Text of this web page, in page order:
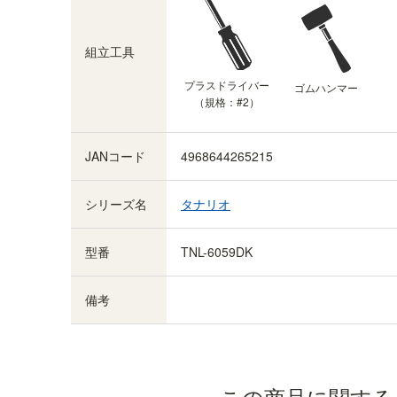
組立工具
プラスドライバー
（規格：#2）
ゴムハンマー
JANコード 4968644265215
シリーズ名 タナリオ
型番 TNL-6059DK
備考